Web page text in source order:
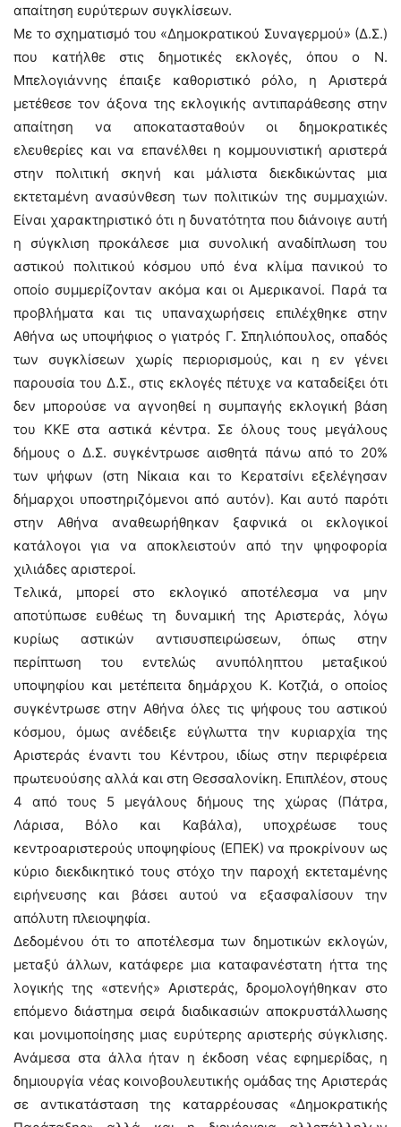
απαίτηση ευρύτερων συγκλίσεων.
Με το σχηματισμό του «Δημοκρατικού Συναγερμού» (Δ.Σ.)
που κατήλθε στις δημοτικές εκλογές, όπου ο Ν.
Μπελογιάννης έπαιξε καθοριστικό ρόλο, η Αριστερά
μετέθεσε τον άξονα της εκλογικής αντιπαράθεσης στην
απαίτηση να αποκατασταθούν οι δημοκρατικές
ελευθερίες και να επανέλθει η κομμουνιστική αριστερά
στην πολιτική σκηνή και μάλιστα διεκδικώντας μια
εκτεταμένη ανασύνθεση των πολιτικών της συμμαχιών.
Είναι χαρακτηριστικό ότι η δυνατότητα που διάνοιγε αυτή
η σύγκλιση προκάλεσε μια συνολική αναδίπλωση του
αστικού πολιτικού κόσμου υπό ένα κλίμα πανικού το
οποίο συμμερίζονταν ακόμα και οι Αμερικανοί. Παρά τα
προβλήματα και τις υπαναχωρήσεις επιλέχθηκε στην
Αθήνα ως υποψήφιος ο γιατρός Γ. Σπηλιόπουλος, οπαδός
των συγκλίσεων χωρίς περιορισμούς, και η εν γένει
παρουσία του Δ.Σ., στις εκλογές πέτυχε να καταδείξει ότι
δεν μπορούσε να αγνοηθεί η συμπαγής εκλογική βάση
του ΚΚΕ στα αστικά κέντρα. Σε όλους τους μεγάλους
δήμους ο Δ.Σ. συγκέντρωσε αισθητά πάνω από το 20%
των ψήφων (στη Νίκαια και το Κερατσίνι εξελέγησαν
δήμαρχοι υποστηριζόμενοι από αυτόν). Και αυτό παρότι
στην Αθήνα αναθεωρήθηκαν ξαφνικά οι εκλογικοί
κατάλογοι για να αποκλειστούν από την ψηφοφορία
χιλιάδες αριστεροί.
Τελικά, μπορεί στο εκλογικό αποτέλεσμα να μην
αποτύπωσε ευθέως τη δυναμική της Αριστεράς, λόγω
κυρίως αστικών αντισυσπειρώσεων, όπως στην
περίπτωση του εντελώς ανυπόληπτου μεταξικού
υποψηφίου και μετέπειτα δημάρχου Κ. Κοτζιά, ο οποίος
συγκέντρωσε στην Αθήνα όλες τις ψήφους του αστικού
κόσμου, όμως ανέδειξε εύγλωττα την κυριαρχία της
Αριστεράς έναντι του Κέντρου, ιδίως στην περιφέρεια
πρωτευούσης αλλά και στη Θεσσαλονίκη. Επιπλέον, στους
4 από τους 5 μεγάλους δήμους της χώρας (Πάτρα,
Λάρισα, Βόλο και Καβάλα), υποχρέωσε τους
κεντροαριστερούς υποψηφίους (ΕΠΕΚ) να προκρίνουν ως
κύριο διεκδικητικό τους στόχο την παροχή εκτεταμένης
ειρήνευσης και βάσει αυτού να εξασφαλίσουν την
απόλυτη πλειοψηφία.
Δεδομένου ότι το αποτέλεσμα των δημοτικών εκλογών,
μεταξύ άλλων, κατάφερε μια καταφανέστατη ήττα της
λογικής της «στενής» Αριστεράς, δρομολογήθηκαν στο
επόμενο διάστημα σειρά διαδικασιών αποκρυστάλλωσης
και μονιμοποίησης μιας ευρύτερης αριστερής σύγκλισης.
Ανάμεσα στα άλλα ήταν η έκδοση νέας εφημερίδας, η
δημιουργία νέας κοινοβουλευτικής ομάδας της Αριστεράς
σε αντικατάσταση της καταρρέουσας «Δημοκρατικής